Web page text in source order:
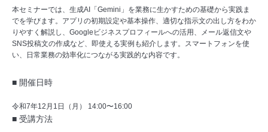
本セミナーでは、生成AI「Gemini」を業務に生かすための基礎から実践ま
でを学びます。アプリの初期設定や基本操作、適切な指示文の出し方をわか
りやすく解説し、Googleビジネスプロフィールへの活用、メール返信文や
SNS投稿文の作成など、即使える実例も紹介します。スマートフォンを使
い、日常業務の効率化につながる実践的な内容です。
■ 開催日時
令和7年12月1日（月） 14:00〜16:00
■ 受講方法